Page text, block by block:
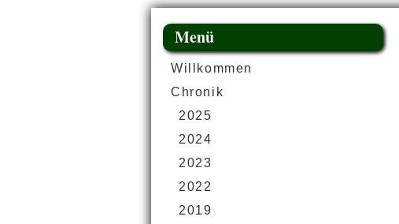
Menü
Willkommen
Chronik
2025
2024
2023
2022
2019